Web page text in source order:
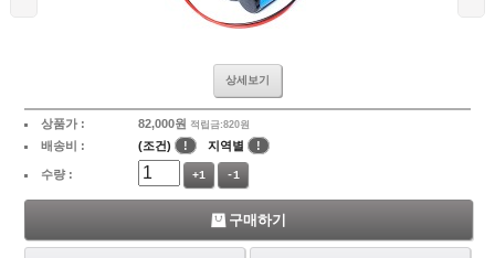
상세보기
상품가 : 82,000원 적립금:820원
배송비 : (조건) ! 지역별 !
수량 : +1 -1
구매하기